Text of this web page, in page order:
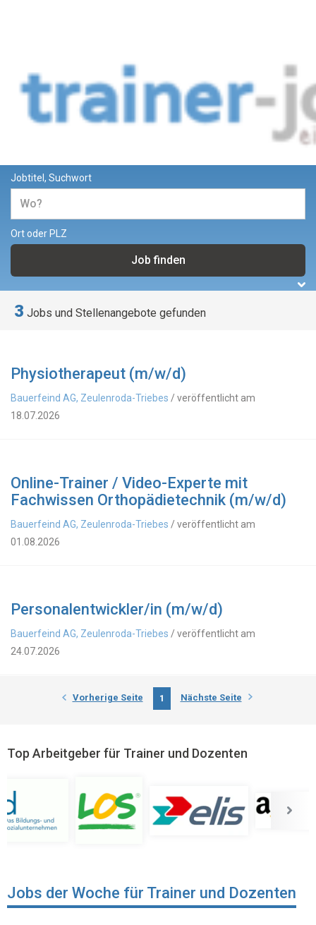
Jobs und Stellenangebote für
Trainer und Dozenten
Jobtitel, Suchwort
Ort oder PLZ
3 Jobs und Stellenangebote gefunden
Physiotherapeut (m/w/d)
Bauerfeind AG, Zeulenroda-Triebes / veröffentlicht am
18.07.2026
Online-Trainer / Video-Experte mit
Fachwissen Orthopädietechnik (m/w/d)
Bauerfeind AG, Zeulenroda-Triebes / veröffentlicht am
01.08.2026
Personalentwickler/in (m/w/d)
Bauerfeind AG, Zeulenroda-Triebes / veröffentlicht am
24.07.2026
Vorherige Seite 1 Nächste Seite
Top Arbeitgeber für Trainer und Dozenten
Jobs der Woche für Trainer und Dozenten